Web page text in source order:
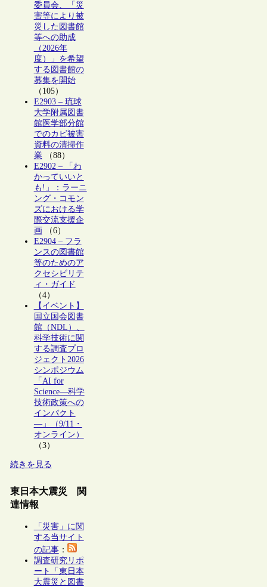
委員会、「災
害等により被
災した図書館
等への助成
（2026年
度）」を希望
する図書館の
募集を開始
（105）
E2903 – 琉球
大学附属図書
館医学部分館
でのカビ被害
資料の清掃作
業（88）
E2902 – 「わ
かっていいと
も!」：ラーニ
ング・コモン
ズにおける学
際交流支援企
画 （6）
E2904 – フラ
ンスの図書館
等のためのア
クセシビリテ
ィ・ガイド
（4）
【イベント】
国立国会図書
館（NDL）、
科学技術に関
する調査プロ
ジェクト2026
シンポジウム
「AI for
Science―科学
技術政策への
インパクト
―」（9/11・
オンライン）
（3）
続きを見る
東日本大震災 関
連情報
「災害」に関
する当サイト
の記事：
調査研究リポ
ート「東日本
大震災と図書